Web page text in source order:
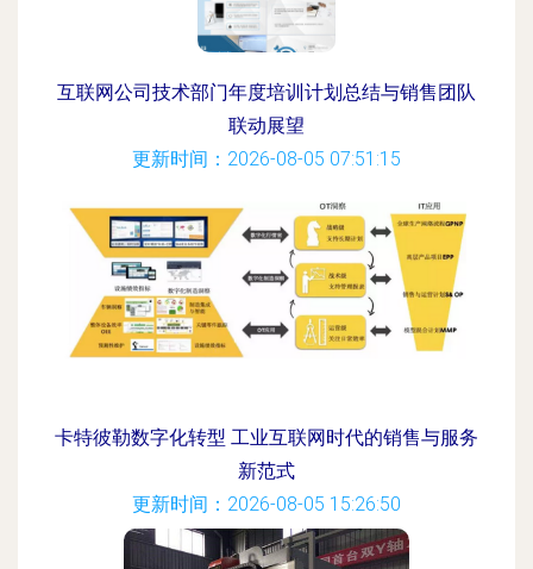
互联网公司技术部门年度培训计划总结与销售团队
联动展望
更新时间：2026-08-05 07:51:15
卡特彼勒数字化转型 工业互联网时代的销售与服务
新范式
更新时间：2026-08-05 15:26:50